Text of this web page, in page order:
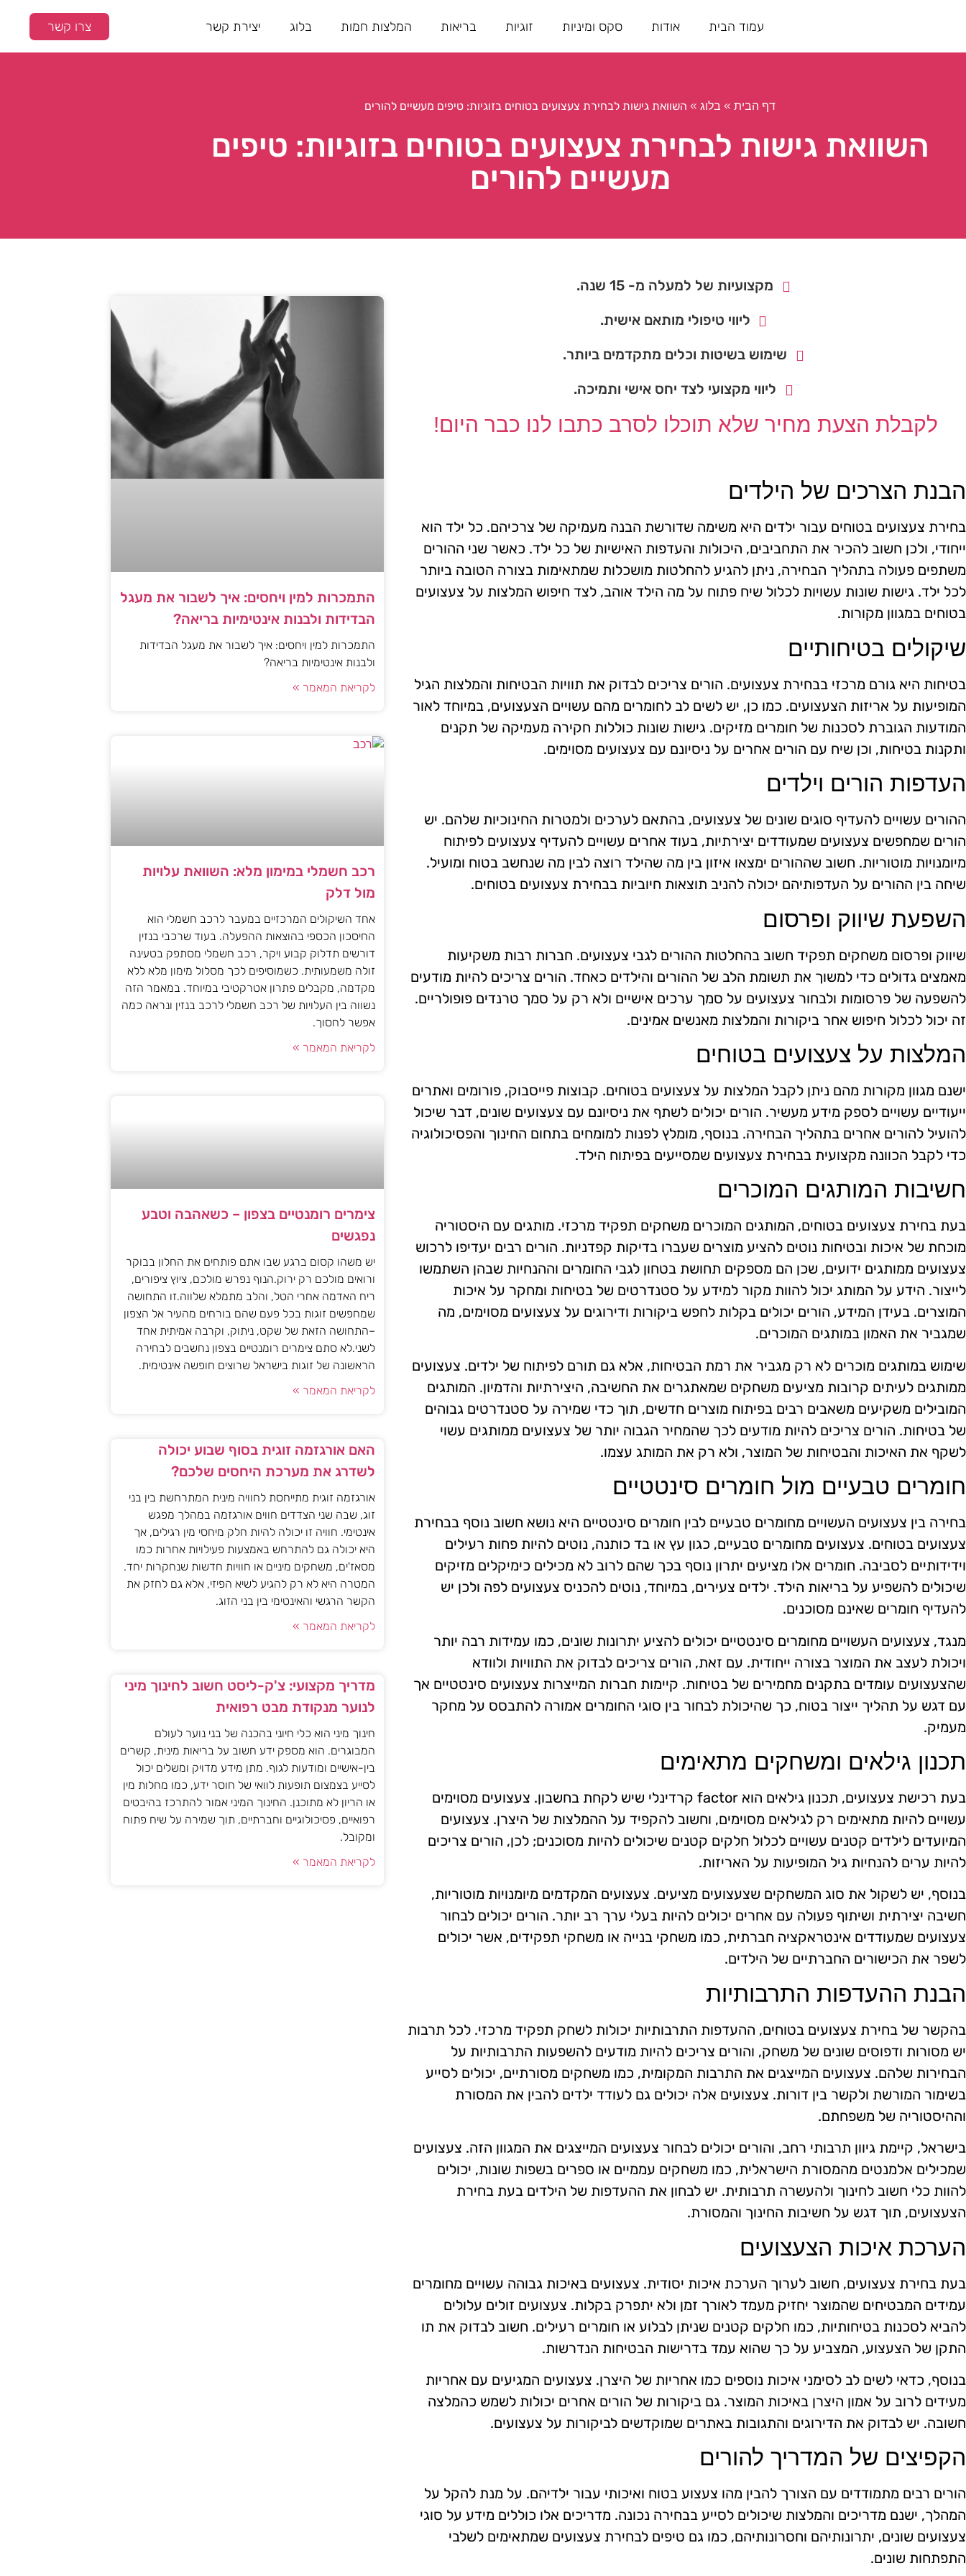
עמוד הבית אודות סקס ומיניות זוגיות בריאות המלצות חמות בלוג יצירת קשר צרו קשר
דף הבית » בלוג » השוואת גישות לבחירת צעצועים בטוחים בזוגיות: טיפים מעשיים להורים
השוואת גישות לבחירת צעצועים בטוחים בזוגיות: טיפים
מעשיים להורים
מקצועיות של למעלה מ- 15 שנה.
ליווי טיפולי מותאם אישית.
שימוש בשיטות וכלים מתקדמים ביותר.
ליווי מקצועי לצד יחס אישי ותמיכה.
לקבלת הצעת מחיר שלא תוכלו לסרב כתבו לנו כבר היום!
הבנת הצרכים של הילדים
בחירת צעצועים בטוחים עבור ילדים היא משימה שדורשת הבנה מעמיקה של צרכיהם. כל ילד הוא
ייחודי, ולכן חשוב להכיר את התחביבים, היכולות והעדפות האישיות של כל ילד. כאשר שני ההורים
משתפים פעולה בתהליך הבחירה, ניתן להגיע להחלטות מושכלות שמתאימות בצורה הטובה ביותר
לכל ילד. גישות שונות עשויות לכלול שיח פתוח על מה הילד אוהב, לצד חיפוש המלצות על צעצועים
בטוחים במגוון מקורות.
שיקולים בטיחותיים
בטיחות היא גורם מרכזי בבחירת צעצועים. הורים צריכים לבדוק את תוויות הבטיחות והמלצות הגיל
המופיעות על אריזות הצעצועים. כמו כן, יש לשים לב לחומרים מהם עשויים הצעצועים, במיוחד לאור
המודעות הגוברת לסכנות של חומרים מזיקים. גישות שונות כוללות חקירה מעמיקה של תקנים
ותקנות בטיחות, וכן שיח עם הורים אחרים על ניסיונם עם צעצועים מסוימים.
העדפות הורים וילדים
ההורים עשויים להעדיף סוגים שונים של צעצועים, בהתאם לערכים ולמטרות החינוכיות שלהם. יש
הורים שמחפשים צעצועים שמעודדים יצירתיות, בעוד אחרים עשויים להעדיף צעצועים לפיתוח
מיומנויות מוטוריות. חשוב שההורים ימצאו איזון בין מה שהילד רוצה לבין מה שנחשב בטוח ומועיל.
שיחה בין ההורים על העדפותיהם יכולה להניב תוצאות חיוביות בבחירת צעצועים בטוחים.
השפעת שיווק ופרסום
שיווק ופרסום משחקים תפקיד חשוב בהחלטות ההורים לגבי צעצועים. חברות רבות משקיעות
מאמצים גדולים כדי למשוך את תשומת הלב של ההורים והילדים כאחד. הורים צריכים להיות מודעים
להשפעה של פרסומות ולבחור צעצועים על סמך ערכים אישיים ולא רק על סמך טרנדים פופולריים.
זה יכול לכלול חיפוש אחר ביקורות והמלצות מאנשים אמינים.
המלצות על צעצועים בטוחים
ישנם מגוון מקורות מהם ניתן לקבל המלצות על צעצועים בטוחים. קבוצות פייסבוק, פורומים ואתרים
ייעודיים עשויים לספק מידע מעשיר. הורים יכולים לשתף את ניסיונם עם צעצועים שונים, דבר שיכול
להועיל להורים אחרים בתהליך הבחירה. בנוסף, מומלץ לפנות למומחים בתחום החינוך והפסיכולוגיה
כדי לקבל הכוונה מקצועית בבחירת צעצועים שמסייעים בפיתוח הילד.
חשיבות המותגים המוכרים
בעת בחירת צעצועים בטוחים, המותגים המוכרים משחקים תפקיד מרכזי. מותגים עם היסטוריה
מוכחת של איכות ובטיחות נוטים להציע מוצרים שעברו בדיקות קפדניות. הורים רבים יעדיפו לרכוש
צעצועים ממותגים ידועים, שכן הם מספקים תחושת בטחון לגבי החומרים וההנחיות שבהן השתמשו
לייצור. הידע על המותג יכול להוות מקור למידע על סטנדרטים של בטיחות ומחקר על איכות
המוצרים. בעידן המידע, הורים יכולים בקלות לחפש ביקורות ודירוגים על צעצועים מסוימים, מה
שמגביר את האמון במותגים המוכרים.
שימוש במותגים מוכרים לא רק מגביר את רמת הבטיחות, אלא גם תורם לפיתוח של ילדים. צעצועים
ממותגים לעיתים קרובות מציעים משחקים שמאתגרים את החשיבה, היצירתיות והדמיון. המותגים
המובילים משקיעים משאבים רבים בפיתוח מוצרים חדשים, תוך כדי שמירה על סטנדרטים גבוהים
של בטיחות. הורים צריכים להיות מודעים לכך שהמחיר הגבוה יותר של צעצועים ממותגים עשוי
לשקף את האיכות והבטיחות של המוצר, ולא רק את המותג עצמו.
חומרים טבעיים מול חומרים סינטטיים
בחירה בין צעצועים העשויים מחומרים טבעיים לבין חומרים סינטטיים היא נושא חשוב נוסף בבחירת
צעצועים בטוחים. צעצועים מחומרים טבעיים, כגון עץ או בד כותנה, נוטים להיות פחות רעילים
וידידותיים לסביבה. חומרים אלו מציעים יתרון נוסף בכך שהם לרוב לא מכילים כימיקלים מזיקים
שיכולים להשפיע על בריאות הילד. ילדים צעירים, במיוחד, נוטים להכניס צעצועים לפה ולכן יש
להעדיף חומרים שאינם מסוכנים.
מנגד, צעצועים העשויים מחומרים סינטטיים יכולים להציע יתרונות שונים, כמו עמידות רבה יותר
ויכולת לעצב את המוצר בצורה ייחודית. עם זאת, הורים צריכים לבדוק את התוויות ולוודא
שהצעצועים עומדים בתקנים מחמירים של בטיחות. קיימות חברות המייצרות צעצועים סינטטיים אך
עם דגש על תהליך ייצור בטוח, כך שהיכולת לבחור בין סוגי החומרים אמורה להתבסס על מחקר
מעמיק.
תכנון גילאים ומשחקים מתאימים
בעת רכישת צעצועים, תכנון גילאים הוא factor קרדינלי שיש לקחת בחשבון. צעצועים מסוימים
עשויים להיות מתאימים רק לגילאים מסוימים, וחשוב להקפיד על ההמלצות של היצרן. צעצועים
המיועדים לילדים קטנים עשויים לכלול חלקים קטנים שיכולים להיות מסוכנים; לכן, הורים צריכים
להיות ערים להנחיות גיל המופיעות על האריזות.
בנוסף, יש לשקול את סוג המשחקים שצעצועים מציעים. צעצועים המקדמים מיומנויות מוטוריות,
חשיבה יצירתית ושיתוף פעולה עם אחרים יכולים להיות בעלי ערך רב יותר. הורים יכולים לבחור
צעצועים שמעודדים אינטראקציה חברתית, כמו משחקי בנייה או משחקי תפקידים, אשר יכולים
לשפר את הכישורים החברתיים של הילדים.
הבנת ההעדפות התרבותיות
בהקשר של בחירת צעצועים בטוחים, ההעדפות התרבותיות יכולות לשחק תפקיד מרכזי. לכל תרבות
יש מסורות ודפוסים שונים של משחק, והורים צריכים להיות מודעים להשפעות התרבותיות על
הבחירות שלהם. צעצועים המייצגים את התרבות המקומית, כמו משחקים מסורתיים, יכולים לסייע
בשימור המורשת ולקשר בין דורות. צעצועים אלה יכולים גם לעודד ילדים להבין את המסורת
וההיסטוריה של משפחתם.
בישראל, קיימת גיוון תרבותי רחב, והורים יכולים לבחור צעצועים המייצגים את המגוון הזה. צעצועים
שמכילים אלמנטים מהמסורת הישראלית, כמו משחקים עממיים או ספרים בשפות שונות, יכולים
להוות כלי חשוב לחינוך ולהעשרה תרבותית. יש לבחון את ההעדפות של הילדים בעת בחירת
הצעצועים, תוך דגש על חשיבות החינוך והמסורת.
הערכת איכות הצעצועים
בעת בחירת צעצועים, חשוב לערוך הערכת איכות יסודית. צעצועים באיכות גבוהה עשויים מחומרים
עמידים המבטיחים שהמוצר יחזיק מעמד לאורך זמן ולא יתפרק בקלות. צעצועים זולים עלולים
להביא לסכנות בטיחותיות, כמו חלקים קטנים שניתן לבלוע או חומרים רעילים. חשוב לבדוק את תו
התקן של הצעצוע, המצביע על כך שהוא עמד בדרישות הבטיחות הנדרשות.
בנוסף, כדאי לשים לב לסימני איכות נוספים כמו אחריות של היצרן. צעצועים המגיעים עם אחריות
מעידים לרוב על אמון היצרן באיכות המוצר. גם ביקורות של הורים אחרים יכולות לשמש כהמלצה
חשובה. יש לבדוק את הדירוגים והתגובות באתרים שמוקדשים לביקורות על צעצועים.
הקפיצים של המדריך להורים
הורים רבים מתמודדים עם הצורך להבין מהו צעצוע בטוח ואיכותי עבור ילדיהם. על מנת להקל על
המהלך, ישנם מדריכים והמלצות שיכולים לסייע בבחירה נכונה. מדריכים אלו כוללים מידע על סוגי
צעצועים שונים, יתרונותיהם וחסרונותיהם, כמו גם טיפים לבחירת צעצועים שמתאימים לשלבי
התפתחות שונים.
התמכרות למין ויחסים: איך לשבור את מעגל
הבדידות ולבנות אינטימיות בריאה?
התמכרות למין ויחסים: איך לשבור את מעגל הבדידות
ולבנות אינטימיות בריאה?
לקריאת המאמר »
רכב חשמלי במימון מלא: השוואת עלויות
מול דלק
אחד השיקולים המרכזיים במעבר לרכב חשמלי הוא
החיסכון הכספי בהוצאות ההפעלה. בעוד שרכבי בנזין
דורשים תדלוק קבוע ויקר, רכב חשמלי מסתפק בטעינה
זולה משמעותית. כשמוסיפים לכך מסלול מימון מלא ללא
מקדמה, מקבלים פתרון אטרקטיבי במיוחד. במאמר הזה
נשווה בין העלויות של רכב חשמלי לרכב בנזין ונראה כמה
אפשר לחסוך.
לקריאת המאמר »
צימרים רומנטיים בצפון – כשאהבה וטבע
נפגשים
יש משהו קסום ברגע שבו אתם פותחים את החלון בבוקר
ורואים מולכם רק ירוק.הנוף נפרש מולכם, ציוץ ציפורים,
ריח האדמה אחרי הטל, והלב מתמלא שלווה.זו התחושה
שמחפשים זוגות בכל פעם שהם בורחים מהעיר אל הצפון
–התחושה הזאת של שקט, ניתוק, וקרבה אמיתית אחד
לשני.לא סתם צימרים רומנטיים בצפון נחשבים לבחירה
הראשונה של זוגות בישראל שרוצים חופשה אינטימית.
לקריאת המאמר »
האם אורגזמה זוגית בסוף שבוע יכולה
לשדרג את מערכת היחסים שלכם?
אורגזמה זוגית מתייחסת לחוויה מינית המתרחשת בין בני
זוג, שבה שני הצדדים חווים אורגזמה במהלך מפגש
אינטימי. חוויה זו יכולה להיות חלק מיחסי מין רגילים, אך
היא יכולה גם להתרחש באמצעות פעילויות אחרות כמו
מסאז'ים, משחקים מיניים או חוויות חדשות שנחקרות יחד.
המטרה היא לא רק להגיע לשיא הפיזי, אלא גם לחזק את
הקשר הרגשי והאינטימי בין בני הזוג.
לקריאת המאמר »
מדריך מקצועי: צ'ק-ליסט חשוב לחינוך מיני
לנוער מנקודת מבט רפואית
חינוך מיני הוא כלי חיוני בהכנה של בני נוער לעולם
המבוגרים. הוא מספק ידע חשוב על בריאות מינית, קשרים
בין-אישיים ומודעות לגוף. מתן מידע מדויק ומשלים יכול
לסייע בצמצום תופעות לוואי של חוסר ידע, כמו מחלות מין
או הריון לא מתוכנן. החינוך המיני אמור להתרכז בהיבטים
רפואיים, פסיכולוגיים וחברתיים, תוך שמירה על שיח פתוח
ומקובל.
לקריאת המאמר »